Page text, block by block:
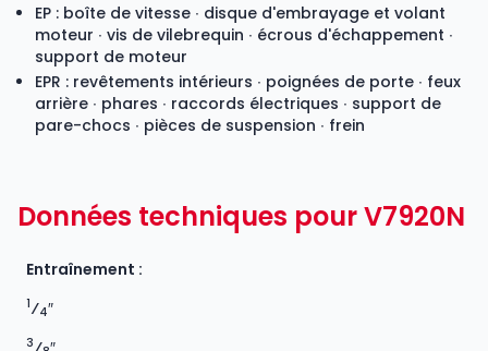
EP : boîte de vitesse ∙ disque d'embrayage et volant
moteur ∙ vis de vilebrequin ∙ écrous d'échappement ∙
support de moteur
EPR : revêtements intérieurs ∙ poignées de porte ∙ feux
arrière ∙ phares ∙ raccords électriques ∙ support de
pare-chocs ∙ pièces de suspension ∙ frein
Données techniques pour V7920N
Entraînement :
1⁄4″
3